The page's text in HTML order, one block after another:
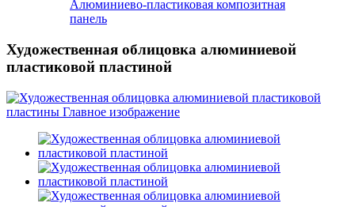
Алюминиево-пластиковая композитная
панель
Художественная облицовка алюминиевой
пластиковой пластиной